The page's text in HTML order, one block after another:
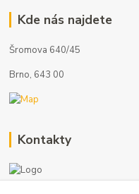
Kde nás najdete
Šromova 640/45
Brno, 643 00
Kontakty